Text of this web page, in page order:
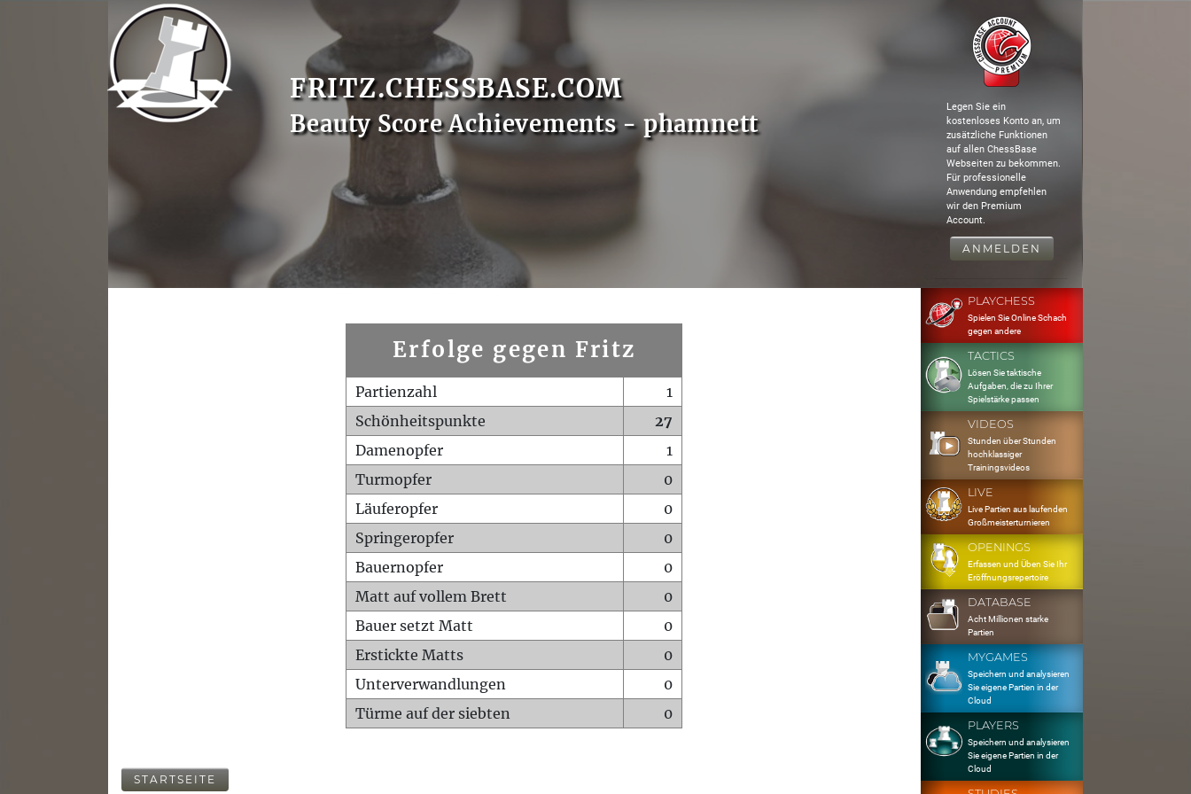
FRITZ.CHESSBASE.COM
Beauty Score Achievements - phamnett
Legen Sie ein
kostenloses Konto an, um
zusätzliche Funktionen
auf allen ChessBase
Webseiten zu bekommen.
Für professionelle
Anwendung empfehlen
wir den Premium
Account.
ANMELDEN
Erfolge gegen Fritz
Partienzahl
1
Schönheitspunkte
27
Damenopfer
1
Turmopfer
0
Läuferopfer
0
Springeropfer
0
Bauernopfer
0
Matt auf vollem Brett
0
Bauer setzt Matt
0
Erstickte Matts
0
Unterverwandlungen
0
Türme auf der siebten
0
STARTSEITE
PLAYCHESS
Spielen Sie Online Schach
gegen andere
TACTICS
Lösen Sie taktische
Aufgaben, die zu Ihrer
Spielstärke passen
VIDEOS
Stunden über Stunden
hochklassiger
Trainingsvideos
LIVE
Live Partien aus laufenden
Großmeisterturnieren
OPENINGS
Erfassen und Üben Sie Ihr
Eröffnungsrepertoire
DATABASE
Acht Millionen starke
Partien
MYGAMES
Speichern und analysieren
Sie eigene Partien in der
Cloud
PLAYERS
Speichern und analysieren
Sie eigene Partien in der
Cloud